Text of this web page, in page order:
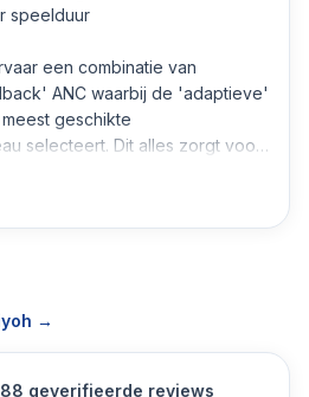
speelduur
ANC waarbij de 'adaptieve'
geschikte
selecteert. Dit alles zorgt voor
Sound We
perceptie van lage, midden
geluid. De één hoort de hoge
Dankzij Personal Sound, kun
Hoe werkt het?
Sound app test je gehoor
deze specifiek aan op jouw
→
geverifieerde reviews